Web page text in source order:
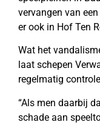
vervangen van
er ook in Hof Ten
Wat het
laat schepen
regelmatig
“Als men daarbij
schade aan